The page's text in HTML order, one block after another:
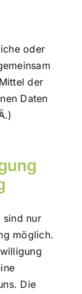
oder
der
Daten
sind nur
möglich.
Die